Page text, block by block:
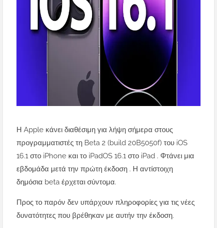
Η Apple κάνει διαθέσιμη για λήψη σήμερα στους
προγραμματιστές τη Beta 2 (build 20B5050f) του iOS
16.1 στο iPhone και το iPadOS 16.1 στο iPad . Φτάνει μια
εβδομάδα μετά την πρώτη έκδοση . Η αντίστοιχη
δημόσια beta έρχεται σύντομα.
Προς το παρόν δεν υπάρχουν πληροφορίες για τις νέες
δυνατότητες που βρέθηκαν με αυτήν την έκδοση.